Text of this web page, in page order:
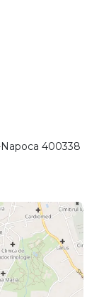
400338